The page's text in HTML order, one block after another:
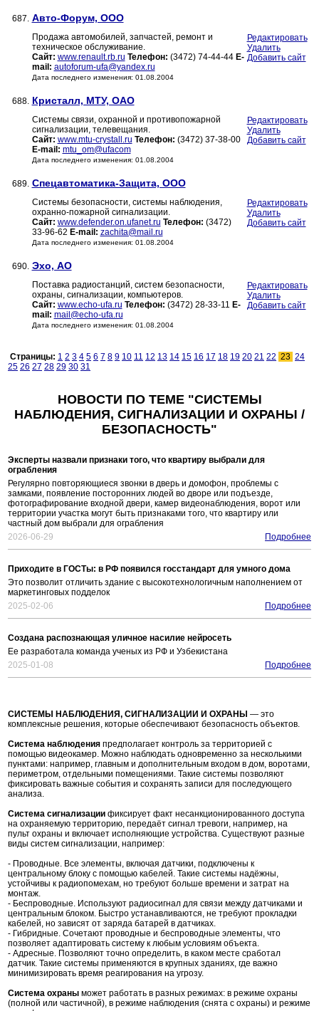
687. Авто-Форум, ООО
Продажа автомобилей, запчастей, ремонт и
техническое обслуживание.
Сайт: www.renault.rb.ru Телефон: (3472) 74-44-44 E-
mail: autoforum-ufa@yandex.ru
Дата последнего изменения: 01.08.2004
Редактировать
Удалить
Добавить сайт
688. Кристалл, МТУ, ОАО
Системы связи, охранной и противопожарной
сигнализации, телевещания.
Сайт: www.mtu-crystall.ru Телефон: (3472) 37-38-00
E-mail: mtu_om@ufacom
Дата последнего изменения: 01.08.2004
Редактировать
Удалить
Добавить сайт
689. Спецавтоматика-Защита, ООО
Системы безопасности, системы наблюдения,
охранно-пожарной сигнализации.
Сайт: www.defender.on.ufanet.ru Телефон: (3472)
33-96-62 E-mail: zachita@mail.ru
Дата последнего изменения: 01.08.2004
Редактировать
Удалить
Добавить сайт
690. Эхо, АО
Поставка радиостанций, систем безопасности,
охраны, сигнализации, компьютеров.
Сайт: www.echo-ufa.ru Телефон: (3472) 28-33-11 E-
mail: mail@echo-ufa.ru
Дата последнего изменения: 01.08.2004
Редактировать
Удалить
Добавить сайт
Страницы: 1 2 3 4 5 6 7 8 9 10 11 12 13 14 15 16 17 18 19 20 21 22 23 24
25 26 27 28 29 30 31
НОВОСТИ ПО ТЕМЕ "СИСТЕМЫ
НАБЛЮДЕНИЯ, СИГНАЛИЗАЦИИ И ОХРАНЫ /
БЕЗОПАСНОСТЬ"
Эксперты назвали признаки того, что квартиру выбрали для
ограбления
Регулярно повторяющиеся звонки в дверь и домофон, проблемы с
замками, появление посторонних людей во дворе или подъезде,
фотографирование входной двери, камер видеонаблюдения, ворот или
территории участка могут быть признаками того, что квартиру или
частный дом выбрали для ограбления
2026-06-29
Подробнее
Приходите в ГОСТы: в РФ появился госстандарт для умного дома
Это позволит отличить здание с высокотехнологичным наполнением от
маркетинговых подделок
2025-02-06
Подробнее
Создана распознающая уличное насилие нейросеть
Ее разработала команда ученых из РФ и Узбекистана
2025-01-08
Подробнее
СИСТЕМЫ НАБЛЮДЕНИЯ, СИГНАЛИЗАЦИИ И ОХРАНЫ — это
комплексные решения, которые обеспечивают безопасность объектов.
Система наблюдения предполагает контроль за территорией с
помощью видеокамер. Можно наблюдать одновременно за несколькими
пунктами: например, главным и дополнительным входом в дом, воротами,
периметром, отдельными помещениями. Такие системы позволяют
фиксировать важные события и сохранять записи для последующего
анализа.
Система сигнализации фиксирует факт несанкционированного доступа
на охраняемую территорию, передаёт сигнал тревоги, например, на
пульт охраны и включает исполняющие устройства. Существуют разные
виды систем сигнализации, например:
- Проводные. Все элементы, включая датчики, подключены к
центральному блоку с помощью кабелей. Такие системы надёжны,
устойчивы к радиопомехам, но требуют больше времени и затрат на
монтаж.
- Беспроводные. Используют радиосигнал для связи между датчиками и
центральным блоком. Быстро устанавливаются, не требуют прокладки
кабелей, но зависят от заряда батарей в датчиках.
- Гибридные. Сочетают проводные и беспроводные элементы, что
позволяет адаптировать систему к любым условиям объекта.
- Адресные. Позволяют точно определить, в каком месте сработал
датчик. Такие системы применяются в крупных зданиях, где важно
минимизировать время реагирования на угрозу.
Система охраны может работать в разных режимах: в режиме охраны
(полной или частичной), в режиме наблюдения (снята с охраны) и режиме